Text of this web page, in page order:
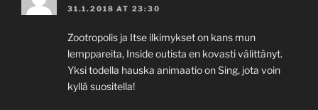
31.1.2018 AT 23:30
Zootropolis ja Itse ilkimykset on kans mun
lemppareita, Inside outista en kovasti välittänyt.
Yksi todella hauska animaatio on Sing, jota voin
kyllä suositella!